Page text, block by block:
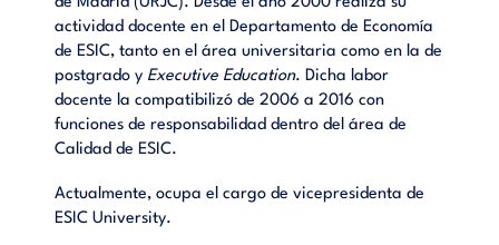
actividad docente en el Departamento de Economía
de ESIC, tanto en el área universitaria como en la de
postgrado y Executive Education. Dicha labor
docente la compatibilizó de 2006 a 2016 con
funciones de responsabilidad dentro del área de
Calidad de ESIC.
Actualmente, ocupa el cargo de vicepresidenta de
ESIC University.